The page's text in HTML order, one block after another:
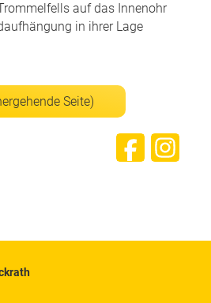
auf das Innenohr
in ihrer Lage
Seite)